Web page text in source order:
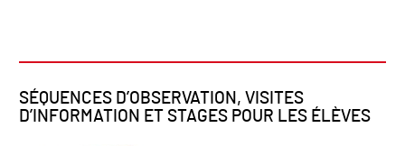
SÉQUENCES D’OBSERVATION, VISITES
D’INFORMATION ET STAGES POUR LES ÉLÈVES